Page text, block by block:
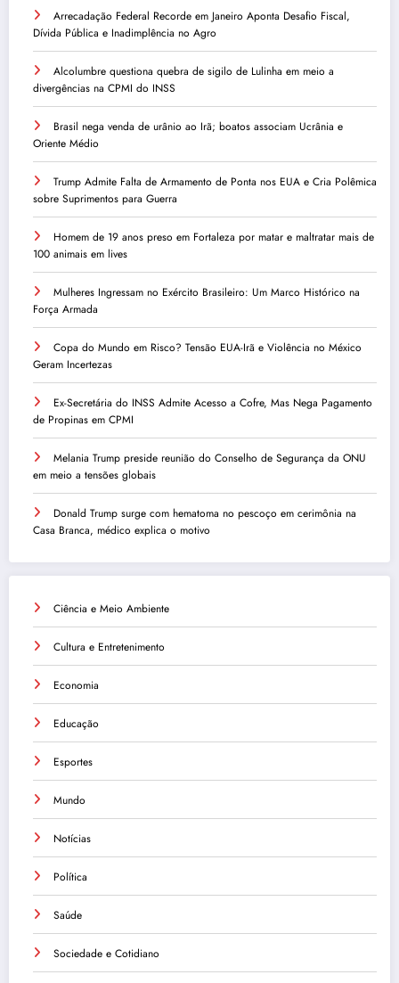
Arrecadação Federal Recorde em Janeiro Aponta Desafio Fiscal,
Dívida Pública e Inadimplência no Agro
Alcolumbre questiona quebra de sigilo de Lulinha em meio a
divergências na CPMI do INSS
Brasil nega venda de urânio ao Irã; boatos associam Ucrânia e
Oriente Médio
Trump Admite Falta de Armamento de Ponta nos EUA e Cria Polêmica
sobre Suprimentos para Guerra
Homem de 19 anos preso em Fortaleza por matar e maltratar mais de
100 animais em lives
Mulheres Ingressam no Exército Brasileiro: Um Marco Histórico na
Força Armada
Copa do Mundo em Risco? Tensão EUA-Irã e Violência no México
Geram Incertezas
Ex-Secretária do INSS Admite Acesso a Cofre, Mas Nega Pagamento
de Propinas em CPMI
Melania Trump preside reunião do Conselho de Segurança da ONU
em meio a tensões globais
Donald Trump surge com hematoma no pescoço em cerimônia na
Casa Branca, médico explica o motivo
Ciência e Meio Ambiente
Cultura e Entretenimento
Economia
Educação
Esportes
Mundo
Notícias
Política
Saúde
Sociedade e Cotidiano